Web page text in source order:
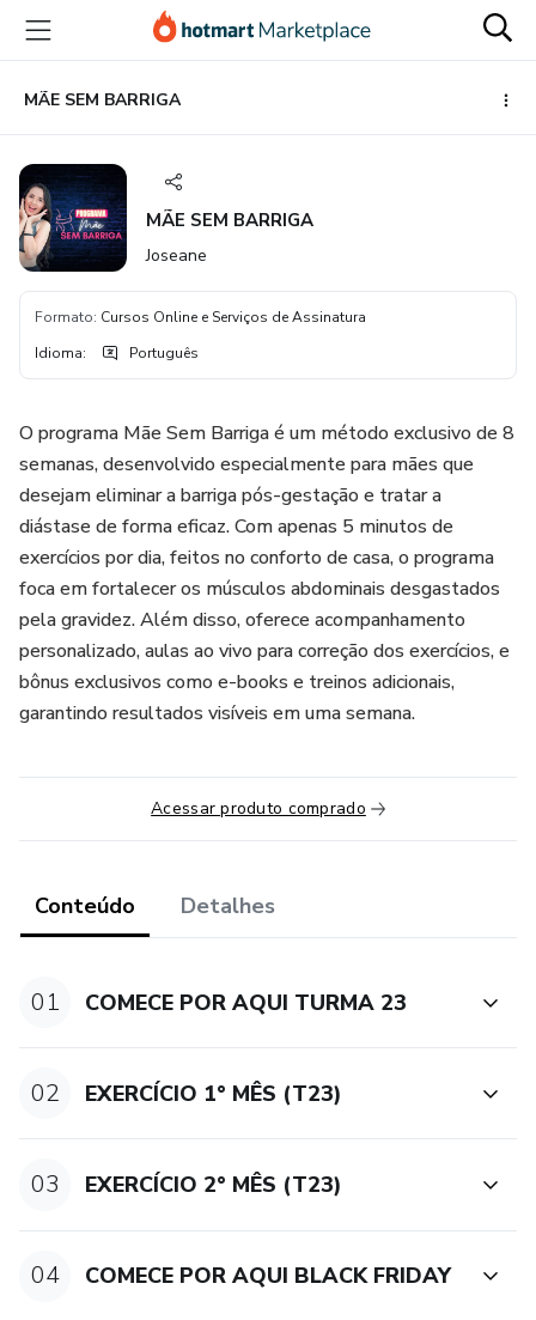
para
conteúdo
principal
para
pagamento
para
rodapé
MÃE SEM BARRIGA
MÃE SEM BARRIGA
Joseane
Formato: Cursos Online e Serviços de Assinatura
Idioma: Português
O programa Mãe Sem Barriga é um método exclusivo de 8
semanas, desenvolvido especialmente para mães que
desejam eliminar a barriga pós-gestação e tratar a
diástase de forma eficaz. Com apenas 5 minutos de
exercícios por dia, feitos no conforto de casa, o programa
foca em fortalecer os músculos abdominais desgastados
pela gravidez. Além disso, oferece acompanhamento
personalizado, aulas ao vivo para correção dos exercícios, e
bônus exclusivos como e-books e treinos adicionais,
garantindo resultados visíveis em uma semana.
Acessar produto comprado
Conteúdo Detalhes
01 COMECE POR AQUI TURMA 23
02 EXERCÍCIO 1° MÊS (T23)
03 EXERCÍCIO 2° MÊS (T23)
04 COMECE POR AQUI BLACK FRIDAY